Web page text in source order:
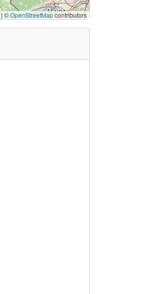
| ©OpenStreetMapcontributors